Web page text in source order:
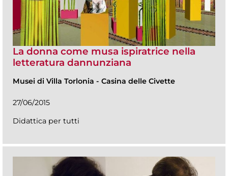
La donna come musa ispiratrice nella
letteratura dannunziana
Musei di Villa Torlonia - Casina delle Civette
27/06/2015
Didattica per tutti